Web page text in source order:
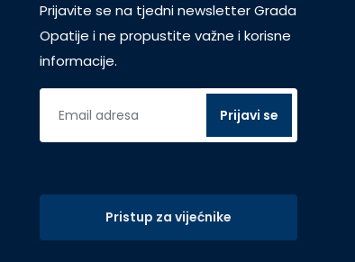
Prijavite se na tjedni newsletter Grada
Opatije i ne propustite važne i korisne
informacije.
Pristup za vijećnike